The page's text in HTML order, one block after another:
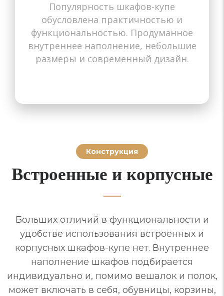
На балкон
Назначение
Популярность шкафов-купе
обусловлена практичностью и
функциональностью. Продуманное
внутреннее наполнение, небольшие
размеры и современный дизайн.
В спальню
Назначение
В коридор
Назначение
В гостиную
Назначение
В комнату
Назначение
В зал
Назначение
В детскую
Назначение
На балкон
Назначение
В прихожую
Назначение
Конструкция
Встроенные и корпусные
Больших отличий в функциональности и
удобстве использования встроенных и
корпусных шкафов-купе нет. Внутреннее
наполнение шкафов подбирается
индивидуально и, помимо вешалок и полок,
может включать в себя, обувницы, корзины,